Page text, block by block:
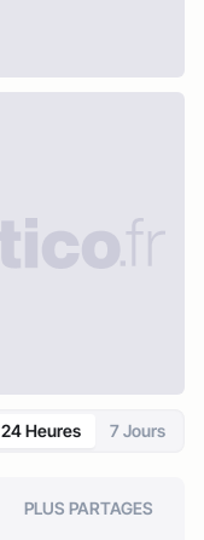
24 Heures 7 Jours
PLUS PARTAGES